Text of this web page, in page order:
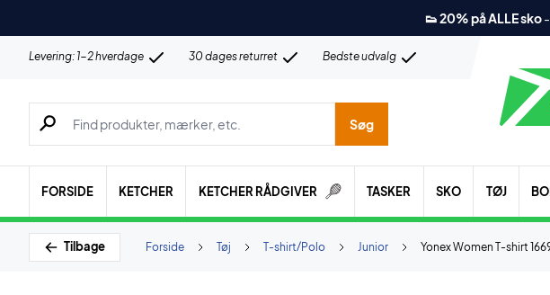
👟 20% på ALLE sko-
Levering: 1-2 hverdage 30 dages returret Bedste udvalg
Søg efter produkter, mærker etc.
Søg
FORSIDE KETCHER KETCHER RÅDGIVER TASKER SKO TØJ
Tilbage Yonex Women T-shirt
Junior
T-shirt/Polo
Tøj
Forside